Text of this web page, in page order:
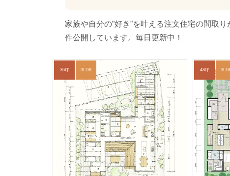
家族や自分の”好き”を叶える注文住宅の間取
件公開しています。毎日更新中！
36坪 3LDK 48坪